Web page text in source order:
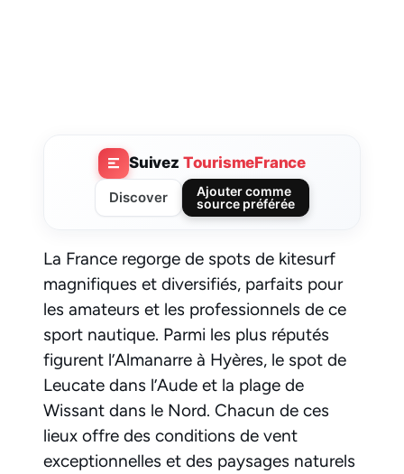
Suivez TourismeFrance
Discover
Ajouter comme
source préférée
La France regorge de spots de kitesurf
magnifiques et diversifiés, parfaits pour
les amateurs et les professionnels de ce
sport nautique. Parmi les plus réputés
figurent l’Almanarre à Hyères, le spot de
Leucate dans l’Aude et la plage de
Wissant dans le Nord. Chacun de ces
lieux offre des conditions de vent
exceptionnelles et des paysages naturels